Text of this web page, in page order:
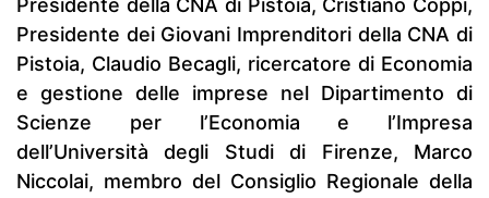
Presidente della CNA di Pistoia, Cristiano Coppi,
Presidente dei Giovani Imprenditori della CNA di
Pistoia, Claudio Becagli, ricercatore di Economia
e gestione delle imprese nel Dipartimento di
Scienze per l’Economia e l’Impresa
dell’Università degli Studi di Firenze, Marco
Niccolai, membro del Consiglio Regionale della